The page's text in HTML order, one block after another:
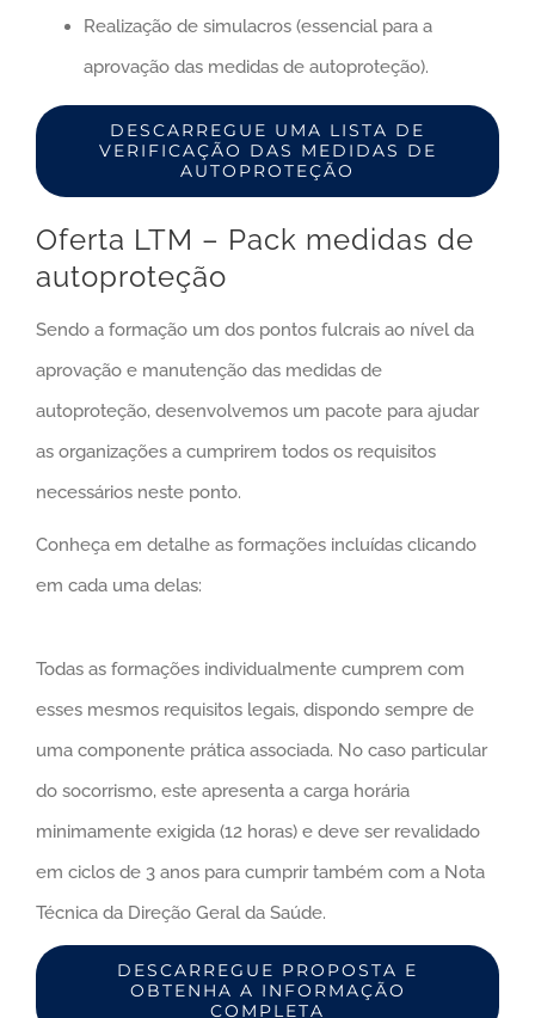
Realização de simulacros (essencial para a
aprovação das medidas de autoproteção).
DESCARREGUE UMA LISTA DE
VERIFICAÇÃO DAS MEDIDAS DE
AUTOPROTEÇÃO
Oferta LTM – Pack medidas de
autoproteção
Sendo a formação um dos pontos fulcrais ao nível da
aprovação e manutenção das medidas de
autoproteção, desenvolvemos um pacote para ajudar
as organizações a cumprirem todos os requisitos
necessários neste ponto.
Conheça em detalhe as formações incluídas clicando
em cada uma delas:
Todas as formações individualmente cumprem com
esses mesmos requisitos legais, dispondo sempre de
uma componente prática associada. No caso particular
do socorrismo, este apresenta a carga horária
minimamente exigida (12 horas) e deve ser revalidado
em ciclos de 3 anos para cumprir também com a Nota
Técnica da Direção Geral da Saúde.
DESCARREGUE PROPOSTA E
OBTENHA A INFORMAÇÃO
COMPLETA